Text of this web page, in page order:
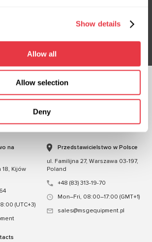
Show details
Allow all
Allow selection
Deny
na
18, Kijów
(UTC+3)
Przedstawicielstwo w Polsce
ul. Familijna 27, Warszawa 03-197,
Poland
+48 (83) 313-19-70
Mon–Fri, 08:00–17:00 (GMT+1)
sales@msgequipment.pl